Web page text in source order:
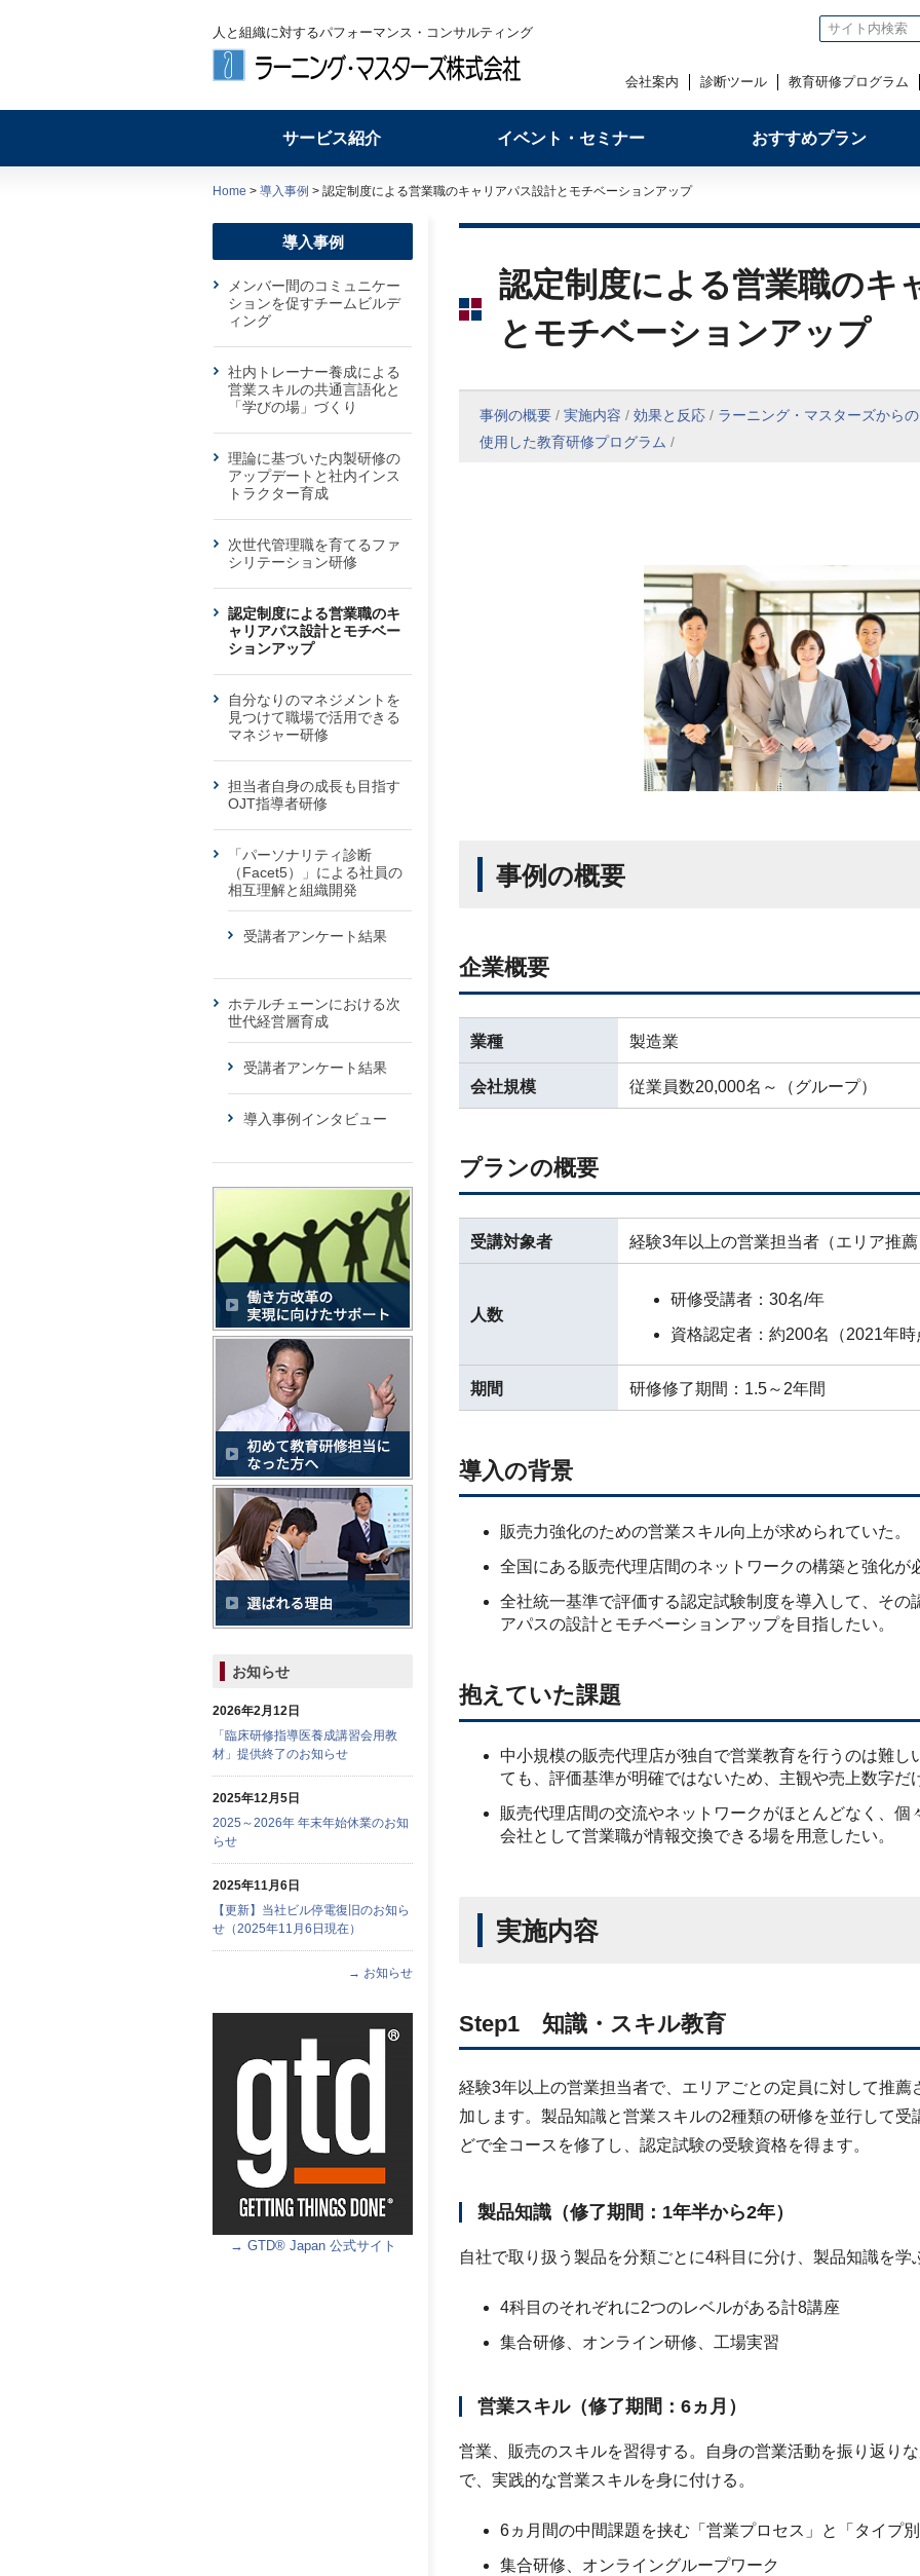
会社案内 診断ツール 教育研修プログラム
人と組織に対するパフォーマンス・コンサルティング
サービス紹介 イベント・セミナー おすすめプラン
Home > 導入事例 > 認定制度による営業職のキャリアパス設計とモチベーションアップ
認定制度による営業職のキ
とモチベーションアップ
事例の概要 /実施内容 /効果と反応 / ラーニング・マスターズから
使用した教育研修プログラム /
事例の概要
企業概要
業種 製造業
会社規模 従業員数20,000名～（グループ）
プランの概要
受講対象者 経験3年以上の営業担当者（エリア推薦
人数
研修受講者：30名/年
資格認定者：約200名（2021年時
期間 研修修了期間：1.5～2年間
導入の背景
販売力強化のための営業スキル向上が求められていた。
全国にある販売代理店間のネットワークの構築と強化が
全社統一基準で評価する認定試験制度を導入して、その
アパスの設計とモチベーションアップを目指したい。
抱えていた課題
中小規模の販売代理店が独自で営業教育を行うのは難し
ても、評価基準が明確ではないため、主観や売上数字だ
販売代理店間の交流やネットワークがほとんどなく、個
会社として営業職が情報交換できる場を用意したい。
実施内容
Step1 知識・スキル教育
経験3年以上の営業担当者で、エリアごとの定員に対して推薦
加します。製品知識と営業スキルの2種類の研修を並行して
どで全コースを修了し、認定試験の受験資格を得ます。
製品知識（修了期間：1年半から2年）
自社で取り扱う製品を分類ごとに4科目に分け、製品知識を学
4科目のそれぞれに2つのレベルがある計8講座
集合研修、オンライン研修、工場実習
営業スキル（修了期間：6ヵ月）
営業、販売のスキルを習得する。自身の営業活動を振り返り
で、実践的な営業スキルを身に付ける。
6ヵ月間の中間課題を挟む「営業プロセス」と「タイプ
集合研修、オンライングループワーク
導入事例
メンバー間のコミュニケー
ションを促すチームビルデ
ィング
社内トレーナー養成による
営業スキルの共通言語化と
「学びの場」づくり
理論に基づいた内製研修の
アップデートと社内インス
トラクター育成
次世代管理職を育てるファ
シリテーション研修
認定制度による営業職のキ
ャリアパス設計とモチベー
ションアップ
自分なりのマネジメントを
見つけて職場で活用できる
マネジャー研修
担当者自身の成長も目指す
OJT指導者研修
「パーソナリティ診断
（Facet5）」による社員の
相互理解と組織開発
受講者アンケート結果
ホテルチェーンにおける次
世代経営層育成
受講者アンケート結果
導入事例インタビュー
お知らせ
2026年2月12日
「臨床研修指導医養成講習会用教
材」提供終了のお知らせ
2025年12月5日
2025～2026年 年末年始休業のお知
らせ
2025年11月6日
【更新】当社ビル停電復旧のお知ら
せ（2025年11月6日現在）
→ お知らせ
→ GTD® Japan 公式サイト